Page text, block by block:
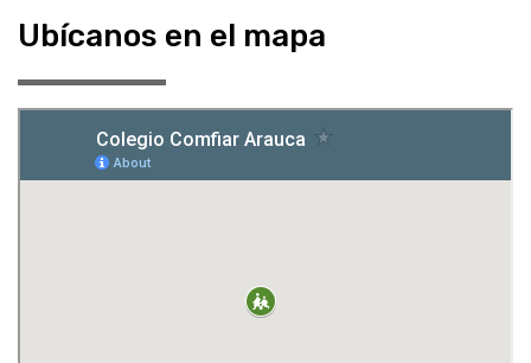
Ubícanos en el mapa